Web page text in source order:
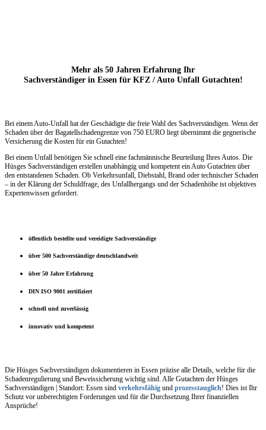
Mehr als 50 Jahren Erfahrung Ihr
Sachverständiger in Essen für KFZ / Auto Unfall Gutachten!
Bei einem Auto-Unfall hat der Geschädigte die freie Wahl des Sachverständigen. Wenn der
Schaden über der Bagatellschadengrenze von 750 EURO liegt übernimmt die gegnerische
Versicherung die Kosten für ein Gutachten!
Bei einem Unfall benötigen Sie schnell eine fachmännische Beurteilung Ihres Autos. Die
Hüsges Sachverständigen erstellen unabhängig und kompetent ein Auto Gutachten über
den entstandenen Schaden. Ob Verkehrsunfall, Diebstahl, Brand oder technischer Schaden
– in der Klärung der Schuldfrage, des Unfallhergangs und der Schadenhöhe ist objektives
Expertenwissen gefordert.
öffentlich bestellte und vereidigte Sachverständige
über 500 Sachverständige deutschlandweit
über 50 Jahre Erfahrung
DIN ISO 9001 zertifiziert
schnell und zuverlässig
innovativ und kompetent
Die Hüsges Sachverständigen dokumentieren in Essen präzise alle Details, welche für die
Schadenregulierung und Beweissicherung wichtig sind. Alle Gutachten der Hüsges
Sachverständigen | Standort: Essen sind verkehrsfähig und prozesstauglich! Dies ist Ihr
Schutz vor unberechtigten Forderungen und für die Durchsetzung Ihrer finanziellen
Ansprüche!